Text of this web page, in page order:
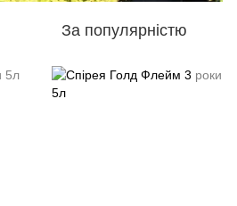
За популярністю